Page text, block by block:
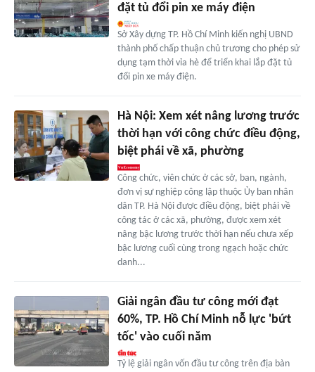
đặt tủ đổi pin xe máy điện
Sở Xây dựng TP. Hồ Chí Minh kiến nghị UBND
thành phố chấp thuận chủ trương cho phép sử
dụng tạm thời vỉa hè để triển khai lắp đặt tủ
đổi pin xe máy điện.
Hà Nội: Xem xét nâng lương trước
thời hạn với công chức điều động,
biệt phái về xã, phường
Công chức, viên chức ở các sở, ban, ngành,
đơn vị sự nghiệp công lập thuộc Ủy ban nhân
dân TP. Hà Nội được điều động, biệt phái về
công tác ở các xã, phường, được xem xét
nâng bậc lương trước thời hạn nếu chưa xếp
bậc lương cuối cùng trong ngạch hoặc chức
danh...
Giải ngân đầu tư công mới đạt
60%, TP. Hồ Chí Minh nỗ lực 'bứt
tốc' vào cuối năm
Tỷ lệ giải ngân vốn đầu tư công trên địa bàn